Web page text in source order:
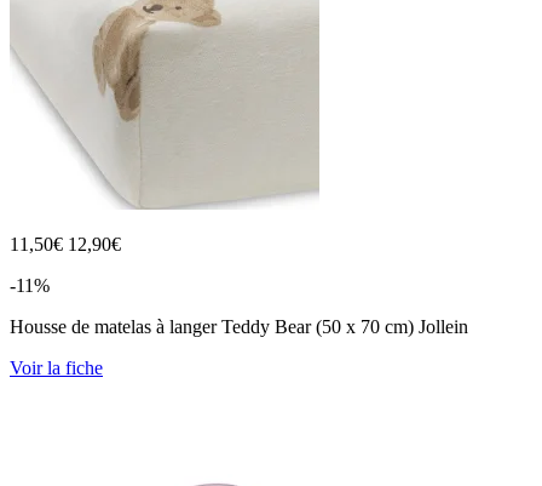
11,50€ 12,90€
-11%
Housse de matelas à langer Teddy Bear (50 x 70 cm) Jollein
Voir la fiche